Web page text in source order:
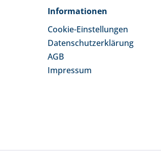
Informationen
Cookie-Einstellungen
Datenschutzerklärung
AGB
Impressum